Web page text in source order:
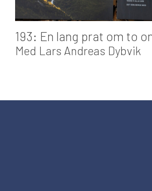
193: En lang prat om to
Med Lars Andreas Dybvik